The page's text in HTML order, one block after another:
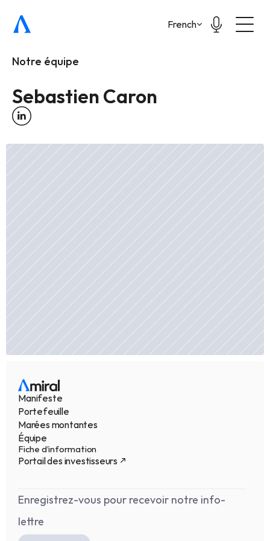
Select Language
French
Notre équipe
Sebastien Caron
Manifeste
Portefeuille
Marées montantes
Équipe
Fiche d’information
Portail des investisseurs
Enregistrez-vous pour recevoir notre info-
lettre